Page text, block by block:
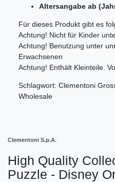
Altersangabe ab
Für dieses Produkt gibt es
Achtung! Nicht für Kinder
Achtung! Benutzung unter
Erwachsenen
Achtung! Enthält Kleinteile.
Schlagwort: Clementoni
Wholesale
Clementoni S.p.A.
High Quality
Puzzle - Disney